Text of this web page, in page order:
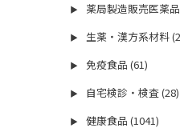
▶ 薬局製造販売医薬
▶ 生薬・漢方系材料
▶ 免疫食品 (61)
▶ 自宅検診・検査 (28)
▶ 健康食品 (1041)